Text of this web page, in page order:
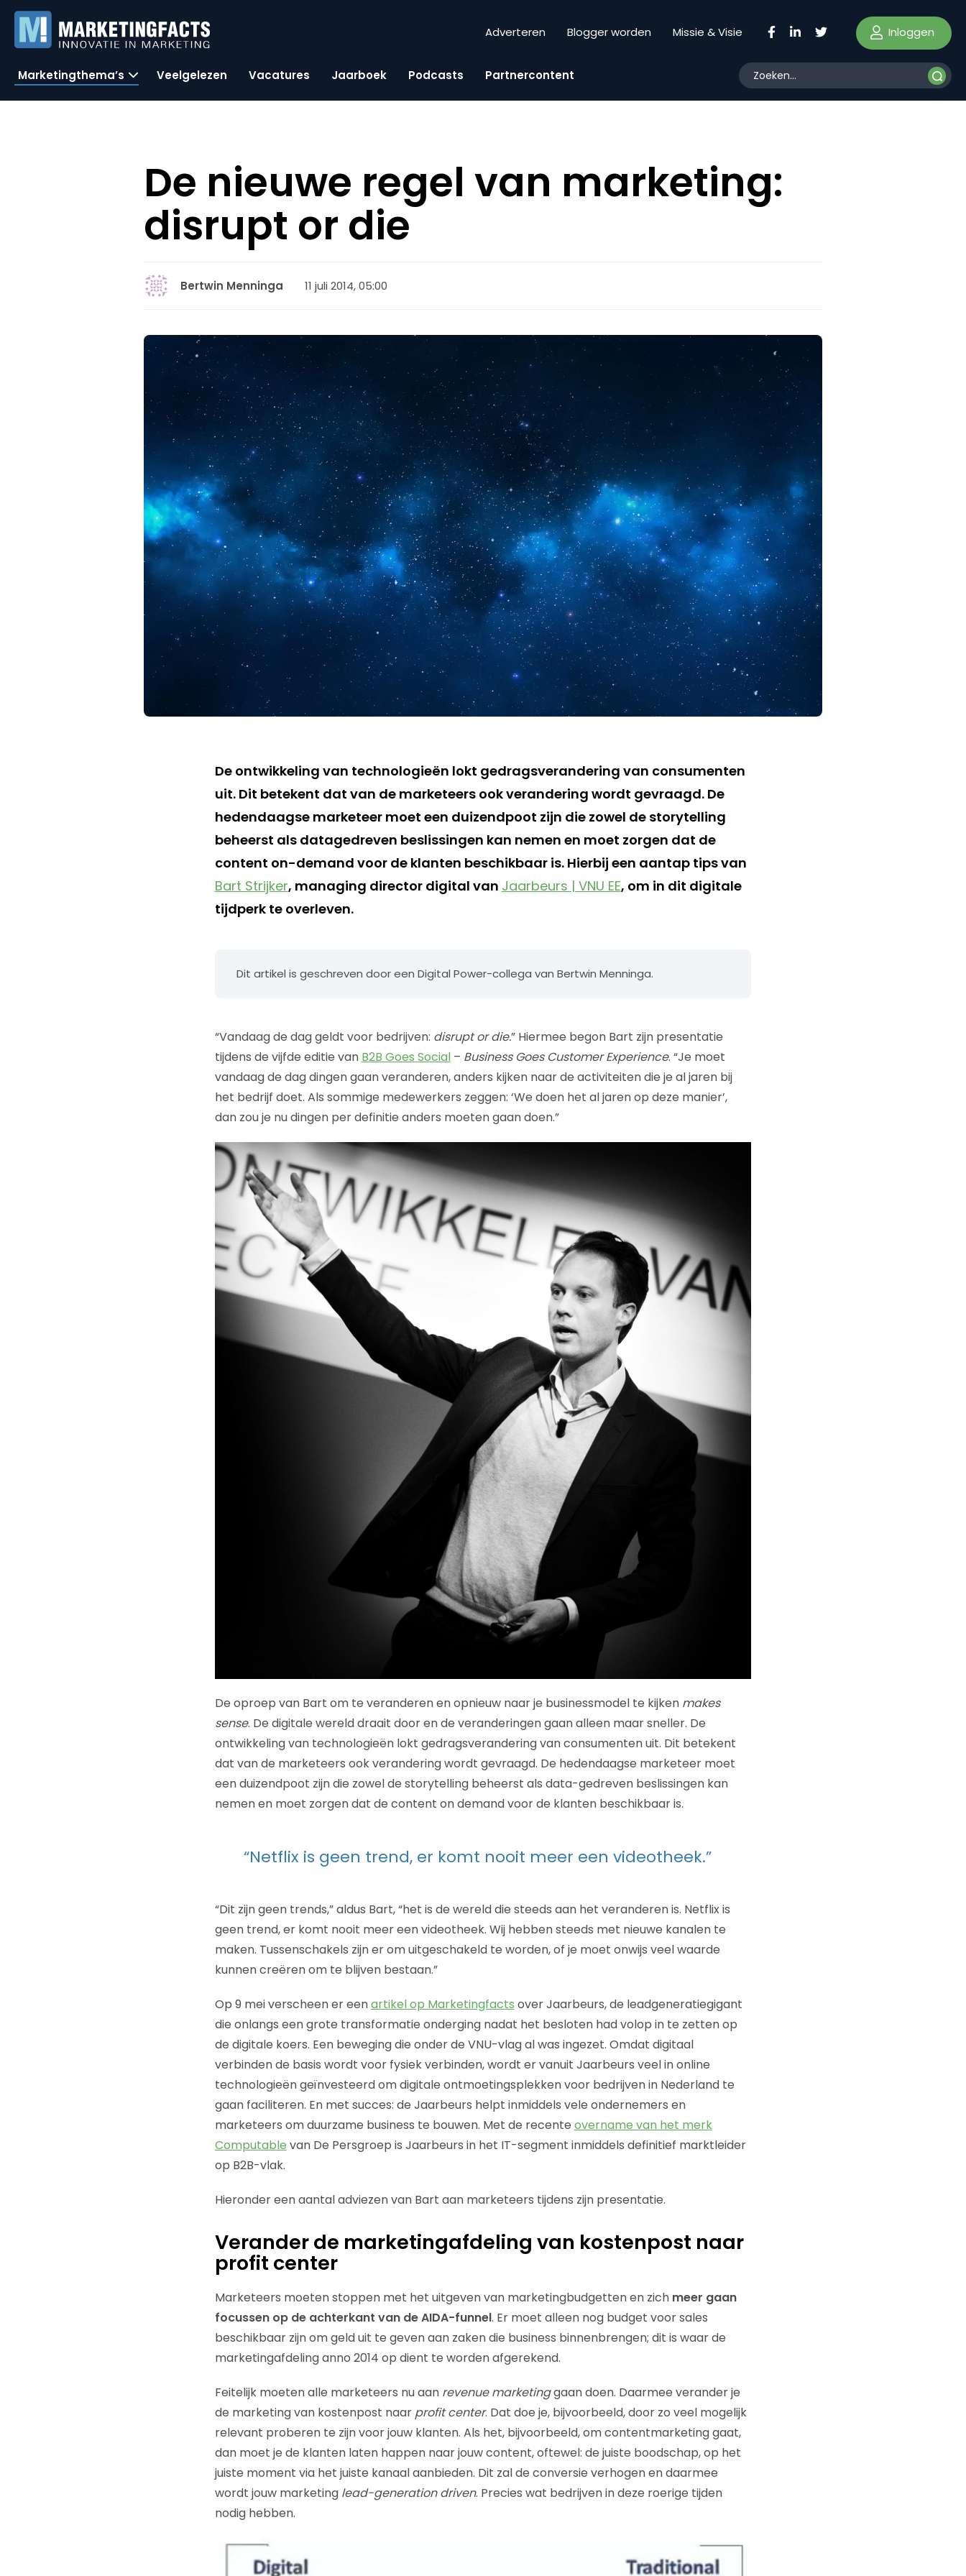
Adverteren Blogger worden Missie & Visie Inloggen
Marketingthema’s Veelgelezen Vacatures Jaarboek Podcasts Partnercontent
De nieuwe regel van marketing:
disrupt or die
Bertwin Menninga 11 juli 2014, 05:00
De ontwikkeling van technologieën lokt gedragsverandering van consumenten
uit. Dit betekent dat van de marketeers ook verandering wordt gevraagd. De
hedendaagse marketeer moet een duizendpoot zijn die zowel de storytelling
beheerst als datagedreven beslissingen kan nemen en moet zorgen dat de
content on-demand voor de klanten beschikbaar is. Hierbij een aantap tips van
Bart Strijker, managing director digital van Jaarbeurs | VNU EE, om in dit digitale
tijdperk te overleven.
Dit artikel is geschreven door een Digital Power-collega van Bertwin Menninga.
“Vandaag de dag geldt voor bedrijven: disrupt or die.” Hiermee begon Bart zijn presentatie
tijdens de vijfde editie van B2B Goes Social– Business Goes Customer Experience. “Je moet
vandaag de dag dingen gaan veranderen, anders kijken naar de activiteiten die je al jaren bij
het bedrijf doet. Als sommige medewerkers zeggen: ‘We doen het al jaren op deze manier’,
dan zou je nu dingen per definitie anders moeten gaan doen.”
De oproep van Bart om te veranderen en opnieuw naar je businessmodel te kijken makes
sense. De digitale wereld draait door en de veranderingen gaan alleen maar sneller. De
ontwikkeling van technologieën lokt gedragsverandering van consumenten uit. Dit betekent
dat van de marketeers ook verandering wordt gevraagd. De hedendaagse marketeer moet
een duizendpoot zijn die zowel de storytelling beheerst als data-gedreven beslissingen kan
nemen en moet zorgen dat de content on demand voor de klanten beschikbaar is.
“Netflix is geen trend, er komt nooit meer een videotheek.”
“Dit zijn geen trends,” aldus Bart, “het is de wereld die steeds aan het veranderen is. Netflix is
geen trend, er komt nooit meer een videotheek. Wij hebben steeds met nieuwe kanalen te
maken. Tussenschakels zijn er om uitgeschakeld te worden, of je moet onwijs veel waarde
kunnen creëren om te blijven bestaan.”
Op 9 mei verscheen er eenartikel op Marketingfacts over Jaarbeurs, de leadgeneratiegigant
die onlangs een grote transformatie onderging nadat het besloten had volop in te zetten op
de digitale koers. Een beweging die onder de VNU-vlag al was ingezet. Omdat digitaal
verbinden de basis wordt voor fysiek verbinden, wordt er vanuit Jaarbeurs veel in online
technologieën geïnvesteerd om digitale ontmoetingsplekken voor bedrijven in Nederland te
gaan faciliteren. En met succes: de Jaarbeurs helpt inmiddels vele ondernemers en
marketeers om duurzame business te bouwen. Met de recente overname van het merk
Computable van De Persgroep is Jaarbeurs in het IT-segment inmiddels definitief marktleider
op B2B-vlak.
Hieronder een aantal adviezen van Bart aan marketeers tijdens zijn presentatie.
Verander de marketingafdeling van kostenpost naar
profit center
Marketeers moeten stoppen met het uitgeven van marketingbudgetten en zich meer gaan
focussen op de achterkant van de AIDA-funnel. Er moet alleen nog budget voor sales
beschikbaar zijn om geld uit te geven aan zaken die business binnenbrengen; dit is waar de
marketingafdeling anno 2014 op dient te worden afgerekend.
Feitelijk moeten alle marketeers nu aan revenue marketinggaan doen. Daarmee verander je
de marketing van kostenpost naar profit center. Dat doe je, bijvoorbeeld, door zo veel mogelijk
relevant proberen te zijn voor jouw klanten. Als het, bijvoorbeeld, om contentmarketing gaat,
dan moet je de klanten laten happen naar jouw content, oftewel: de juiste boodschap, op het
juiste moment via het juiste kanaal aanbieden. Dit zal de conversie verhogen en daarmee
wordt jouw marketing lead-generation driven. Precies wat bedrijven in deze roerige tijden
nodig hebben.